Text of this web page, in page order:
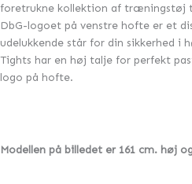
foretrukne kollektion af træningstøj
DbG-logoet på venstre hofte er et
udelukkende står for din sikkerhed i
Tights har en høj talje for perfekt
logo på hofte.
Modellen på billedet er 161 cm. høj